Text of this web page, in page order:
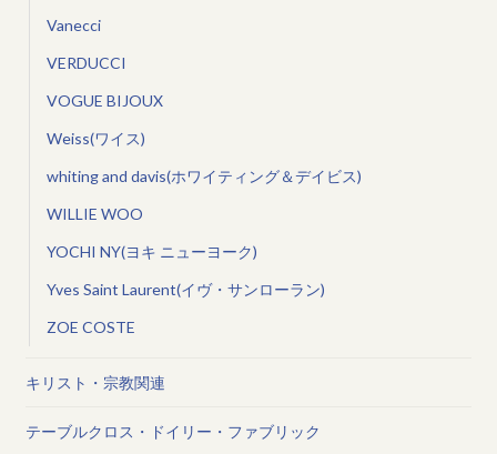
Vanecci
VERDUCCI
VOGUE BIJOUX
Weiss(ワイス)
whiting and davis(ホワイティング＆デイビス)
WILLIE WOO
YOCHI NY(ヨキ ニューヨーク)
Yves Saint Laurent(イヴ・サンローラン)
ZOE COSTE
キリスト・宗教関連
テーブルクロス・ドイリー・ファブリック